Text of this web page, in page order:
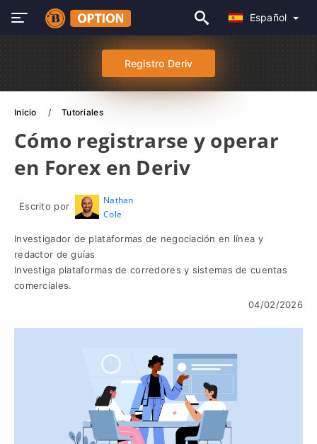
Español
Registro Deriv
Inicio Tutoriales
Cómo registrarse y operar
en Forex en Deriv
Escrito por
Nathan
Cole
Investigador de plataformas de negociación en línea y
redactor de guías
Investiga plataformas de corredores y sistemas de cuentas
comerciales.
04/02/2026